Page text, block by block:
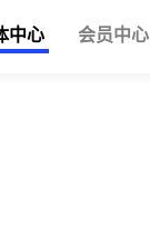
中心 会员中心